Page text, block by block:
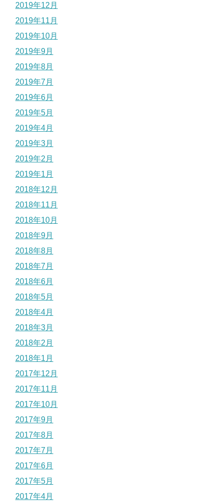
2019年12月
2019年11月
2019年10月
2019年9月
2019年8月
2019年7月
2019年6月
2019年5月
2019年4月
2019年3月
2019年2月
2019年1月
2018年12月
2018年11月
2018年10月
2018年9月
2018年8月
2018年7月
2018年6月
2018年5月
2018年4月
2018年3月
2018年2月
2018年1月
2017年12月
2017年11月
2017年10月
2017年9月
2017年8月
2017年7月
2017年6月
2017年5月
2017年4月